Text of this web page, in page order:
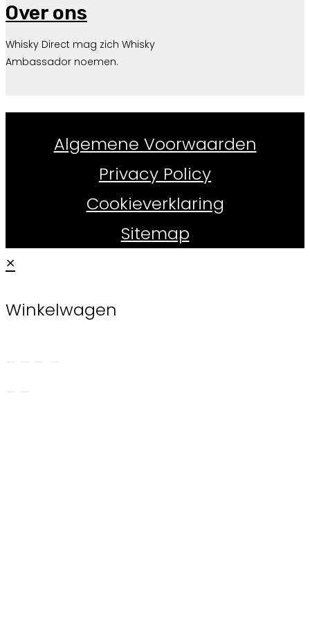
Over ons
Whisky Direct mag zich Whisky
Ambassador noemen.
Algemene Voorwaarden
Privacy Policy
Cookieverklaring
Sitemap
×
Winkelwagen